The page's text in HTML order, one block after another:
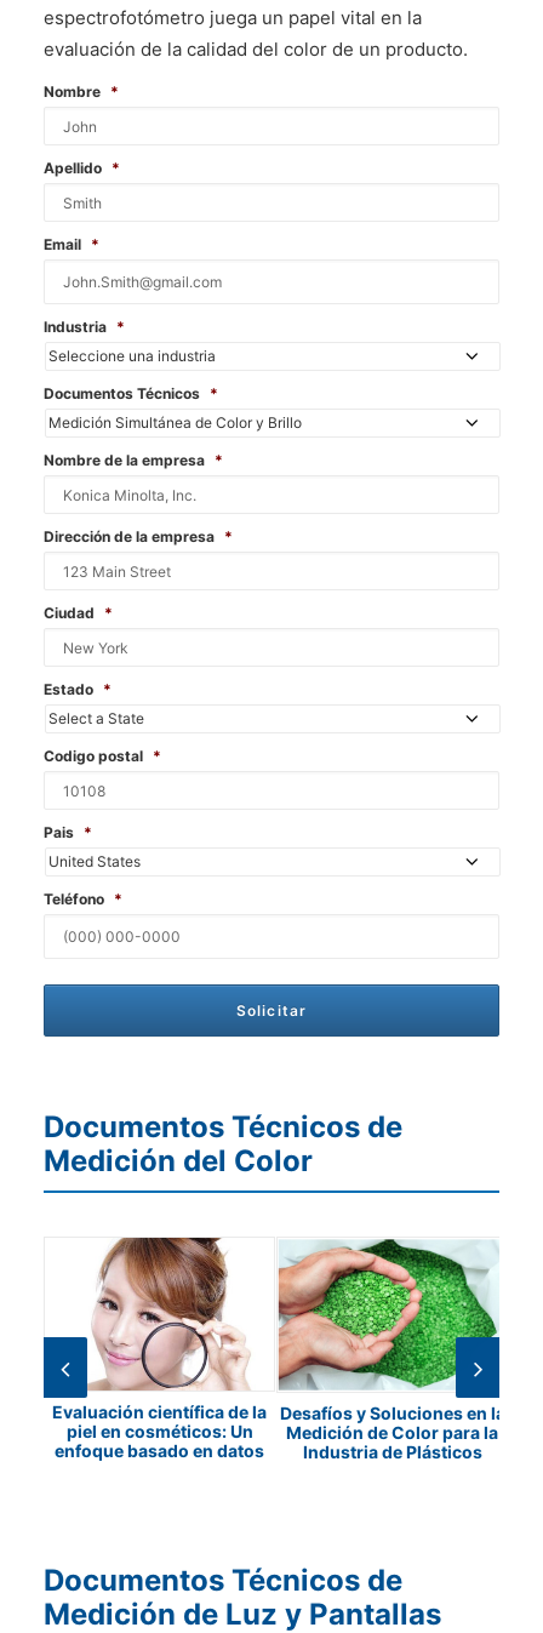
espectrofotómetro juega un papel vital en la
evaluación de la calidad del color de un producto.
Nombre *
Apellido *
Email *
Industria *
Documentos Técnicos *
Nombre de la empresa *
Dirección de la empresa *
Ciudad *
Estado *
Codigo postal *
Pais *
Teléfono *
Documentos Técnicos de
Medición del Color
Evaluación científica de la
piel en cosméticos: Un
enfoque basado en datos
Desafíos y Soluciones en la
Medición de Color para la
Industria de Plásticos
Documentos Técnicos de
Medición de Luz y Pantallas